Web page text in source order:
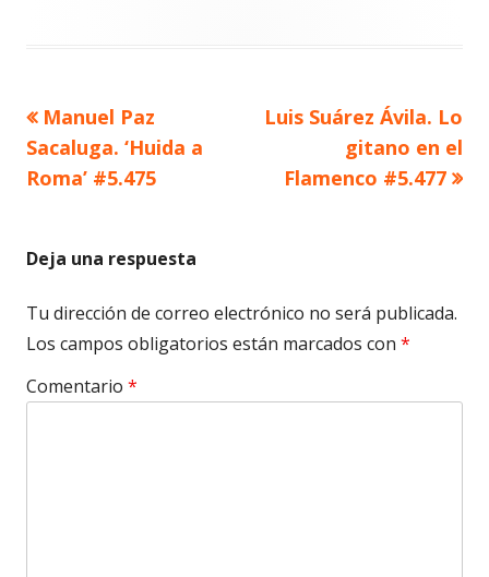
Navegación
de
Artículo
anterior
Manuel Paz
Sacaluga. ‘Huida a
Roma’ #5.475
Artículo
siguiente
Luis Suárez Ávila. Lo
gitano en el
Flamenco #5.477
Deja una respuesta
Tu dirección de correo electrónico no será publicada.
Los campos obligatorios están marcados con *
Comentario *